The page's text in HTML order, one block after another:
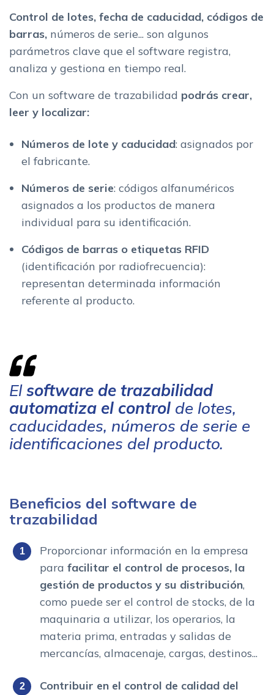
Control de lotes, fecha de caducidad, códigos de
barras, números de serie... son algunos
parámetros clave que el software registra,
analiza y gestiona en tiempo real.
Con un software de trazabilidad podrás crear,
leer y localizar:
Números de lote y caducidad: asignados por
el fabricante.
Números de serie: códigos alfanuméricos
asignados a los productos de manera
individual para su identificación.
Códigos de barras o etiquetas RFID
(identificación por radiofrecuencia):
representan determinada información
referente al producto.
Elsoftware de trazabilidad
automatiza el control de lotes,
caducidades, números de serie e
identificaciones del producto.
Beneficios del software de
trazabilidad
Proporcionar información en la empresa
para facilitar el control de procesos, la
gestión de productos y su distribución,
como puede ser el control de stocks, de la
maquinaria a utilizar, los operarios, la
materia prima, entradas y salidas de
mercancías, almacenaje, cargas, destinos...
Contribuir en el control de calidad del